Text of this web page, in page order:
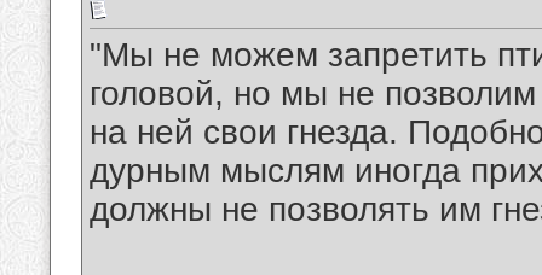
"Мы не можем запретить
головой, но мы не
на ней свои гнезда.
дурным мыслям иногда
должны не позволять им